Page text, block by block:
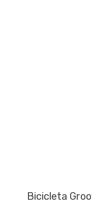
Bicicleta